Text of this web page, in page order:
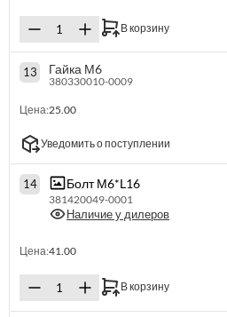
В корзину
13 Гайка М6
380330010-0009
Цена:25.00
Уведомить о поступлении
14 Болт М6*L16
381420049-0001
Наличие у дилеров
Цена:41.00
В корзину